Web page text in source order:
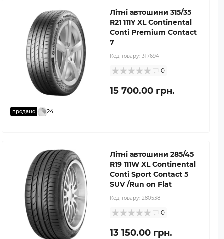
продано 24
Літні автошини 315/35
R21 111Y XL Continental
Conti Premium Contact
7
Код товару: 317694
0
15 700.00 грн.
Літні автошини 285/45
R19 111W XL Continental
Conti Sport Contact 5
SUV /Run on Flat
Код товару: 280538
0
13 150.00 грн.